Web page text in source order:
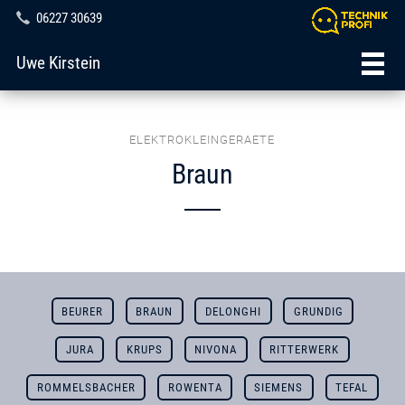
06227 30639
Uwe Kirstein
ELEKTROKLEINGERAETE
Braun
BEURER BRAUN DELONGHI GRUNDIG
JURA KRUPS NIVONA RITTERWERK
ROMMELSBACHER ROWENTA SIEMENS TEFAL